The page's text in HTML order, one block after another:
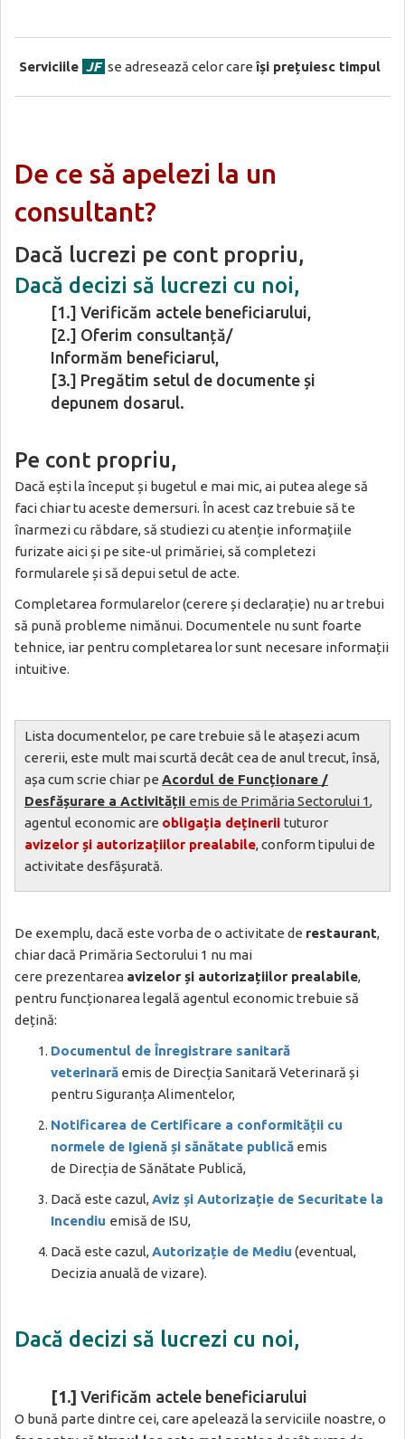
Serviciile JF se adresează celor care își prețuiesc timpul
De ce să apelezi la un
consultant?
Dacă lucrezi pe cont propriu,
Dacă decizi să lucrezi cu noi,
[1.] Verificăm actele beneficiarului,
[2.] Oferim consultanță/
Informăm beneficiarul,
[3.] Pregătim setul de documente și
depunem dosarul.
Pe cont propriu,
Dacă ești la început și bugetul e mai mic, ai putea alege să
faci chiar tu aceste demersuri. În acest caz trebuie să te
înarmezi cu răbdare, să studiezi cu atenție informațiile
furizate aici și pe site-ul primăriei, să completezi
formularele și să depui setul de acte.
Completarea formularelor (cerere și declarație) nu ar trebui
să pună probleme nimănui. Documentele nu sunt foarte
tehnice, iar pentru completarea lor sunt necesare informații
intuitive.
Lista documentelor, pe care trebuie să le atașezi acum
cererii, este mult mai scurtă decât cea de anul trecut, însă,
așa cum scrie chiar pe Acordul de Funcționare /
Desfășurare a Activității emis de Primăria Sectorului 1,
agentul economic are obligația deținerii tuturor
avizelor și autorizațiilor prealabile, conform tipului de
activitate desfășurată.
De exemplu, dacă este vorba de o activitate de restaurant,
chiar dacă Primăria Sectorului 1 nu mai
cere prezentarea avizelor și autorizațiilor prealabile,
pentru funcționarea legală agentul economic trebuie să
dețină:
Documentul de Înregistrare sanitară
veterinară emis de Direcția Sanitară Veterinară și
pentru Siguranța Alimentelor,
Notificarea de Certificare a conformității cu
normele de Igienă și sănătate publică emis
de Direcția de Sănătate Publică,
Dacă este cazul,Aviz și Autorizație de Securitate la
Incendiu emisă de ISU,
Dacă este cazul,Autorizație de Mediu (eventual,
Decizia anuală de vizare).
Dacă decizi să lucrezi cu noi,
[1.] Verificăm actele beneficiarului
O bună parte dintre cei, care apelează la serviciile noastre, o